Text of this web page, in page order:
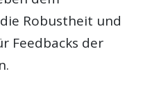
Robustheit und
Feedbacks der